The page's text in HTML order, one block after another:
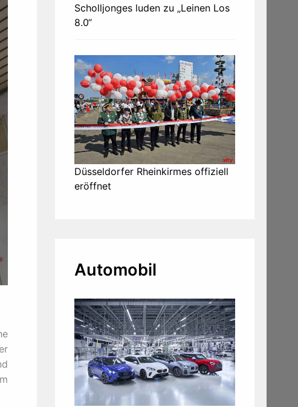
Scholljonges luden zu „Leinen Los
8.0“
Düsseldorfer Rheinkirmes offiziell
eröffnet
Automobil